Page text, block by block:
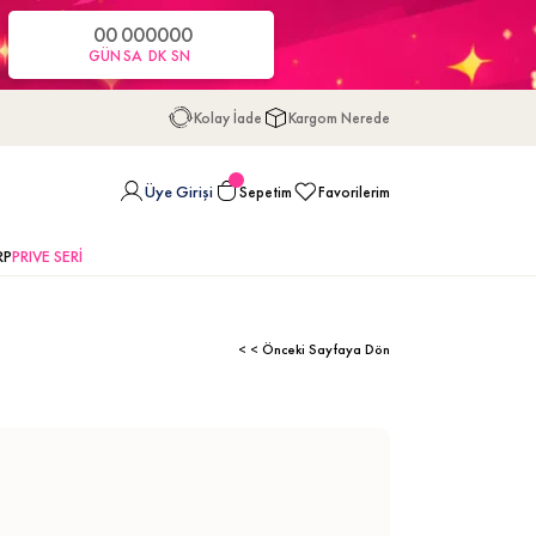
00
GÜN
00
SA
00
DK
00
SN
Kolay İade Kargom Nerede
Üye Girişi Sepetim Favorilerim
PRIVE SERİ
< < Önceki Sayfaya Dön